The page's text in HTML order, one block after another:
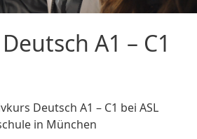
A1 – C1
Deutsch A1 – C1 bei ASL
in München